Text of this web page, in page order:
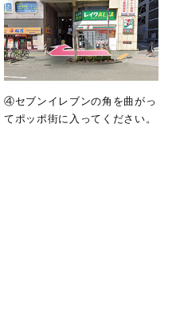
④セブンイレブンの角を曲がっ
てポッポ街に入ってください。